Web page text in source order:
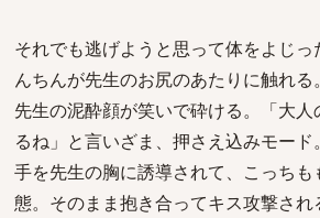
それでも逃げようと思って体をよじ
んちんが先生のお尻のあたりに触れる。
先生の泥酔顔が笑いで砕ける。「大
るね」と言いざま、押さえ込みモード。
手を先生の胸に誘導されて、こっち
態。そのまま抱き合ってキス攻撃され